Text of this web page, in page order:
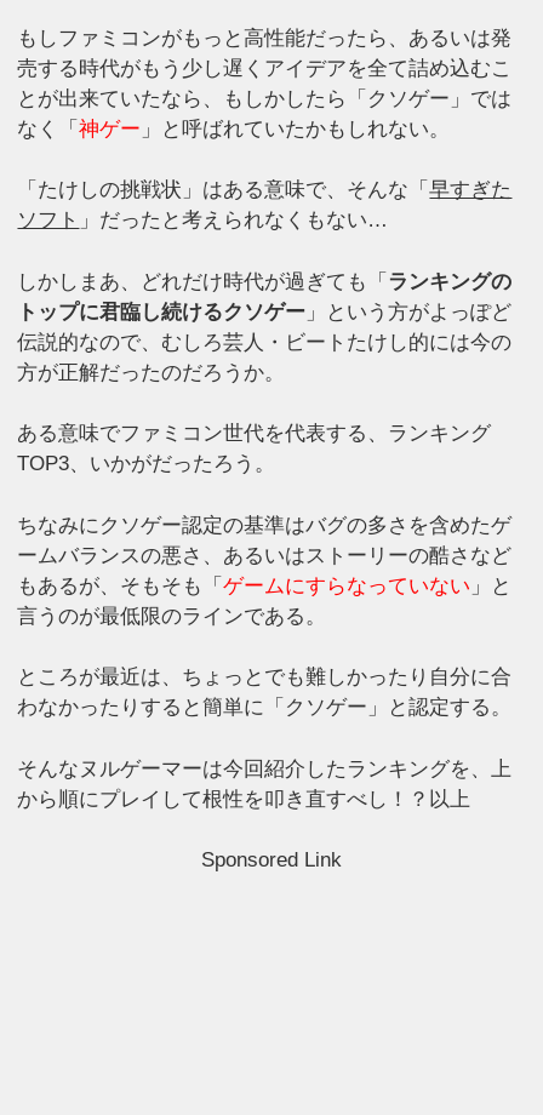
もしファミコンがもっと高性能だったら、あるいは発
売する時代がもう少し遅くアイデアを全て詰め込むこ
とが出来ていたなら、もしかしたら「クソゲー」では
なく「神ゲー 」と呼ばれていたかもしれない。
「たけしの挑戦状」はある意味で、そんな「早すぎた
ソフト 」だったと考えられなくもない…
しかしまあ、どれだけ時代が過ぎても「 ランキングの
トップに君臨し続けるクソゲー 」という方がよっぽど
伝説的なので、むしろ芸人・ビートたけし的には今の
方が正解だったのだろうか。
ある意味でファミコン世代を代表する、ランキング
TOP3、いかがだったろう。
ちなみにクソゲー認定の基準はバグの多さを含めたゲ
ームバランスの悪さ、あるいはストーリーの酷さなど
もあるが、そもそも「ゲームにすらなっていない 」と
言うのが最低限のラインである。
ところが最近は、ちょっとでも難しかったり自分に合
わなかったりすると簡単に「クソゲー」と認定する。
そんなヌルゲーマーは今回紹介したランキングを、上
から順にプレイして根性を叩き直すべし！？以上
Sponsored Link